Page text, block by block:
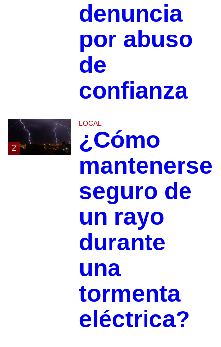
denuncia
por abuso
de
confianza
2
LOCAL
¿Cómo
mantenerse
seguro de
un rayo
durante
una
tormenta
eléctrica?